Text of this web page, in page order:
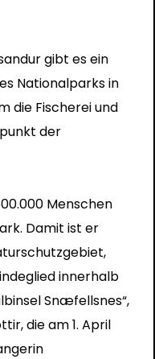
gibt es ein
Nationalparks in
die Fischerei und
der
Menschen
Damit ist er
innerhalb
Snæfellsnes“,
die am 1. April